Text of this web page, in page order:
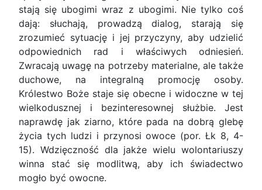
stają się ubogimi wraz z ubogimi. Nie tylko coś
dają: słuchają, prowadzą dialog, starają się
zrozumieć sytuację i jej przyczyny, aby udzielić
odpowiednich rad i właściwych odniesień.
Zwracają uwagę na potrzeby materialne, ale także
duchowe, na integralną promocję osoby.
Królestwo Boże staje się obecne i widoczne w tej
wielkodusznej i bezinteresownej służbie. Jest
naprawdę jak ziarno, które pada na dobrą glebę
życia tych ludzi i przynosi owoce (por. Łk 8, 4-
15). Wdzięczność dla jakże wielu wolontariuszy
winna stać się modlitwą, aby ich świadectwo
mogło być owocne.